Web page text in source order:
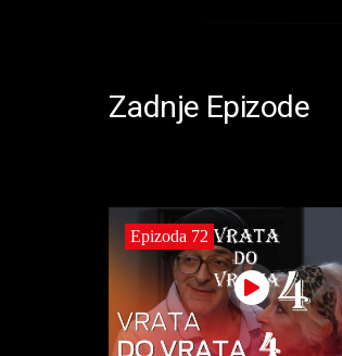
Zadnje Epizode
Epizoda 72